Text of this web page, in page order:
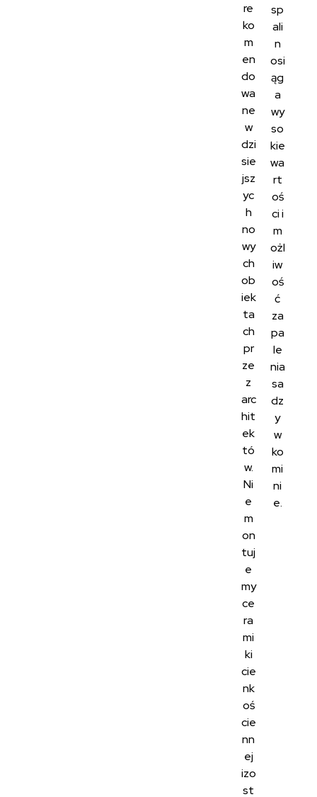
re
ko
m
en
do
wa
ne
w
dzi
sie
jsz
yc
h
no
wy
ch
ob
iek
ta
ch
pr
ze
z
arc
hit
ek
tó
w.
Ni
e
m
on
tuj
e
my
ce
ra
mi
ki
cie
nk
oś
cie
nn
ej
izo
st
sp
ali
n
osi
ąg
a
wy
so
kie
wa
rt
oś
ci i
m
ożl
iw
oś
ć
za
pa
le
nia
sa
dz
y
w
ko
mi
ni
e.